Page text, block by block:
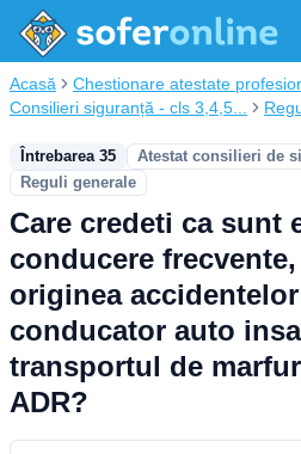
Acasă
Chestionare atestate
Consilieri siguranță - cls 3,4,5...
Întrebarea 35
Atestat consilieri de
Reguli generale
Care credeti ca sunt
conducere
originea
conducator auto
transportul de
ADR?